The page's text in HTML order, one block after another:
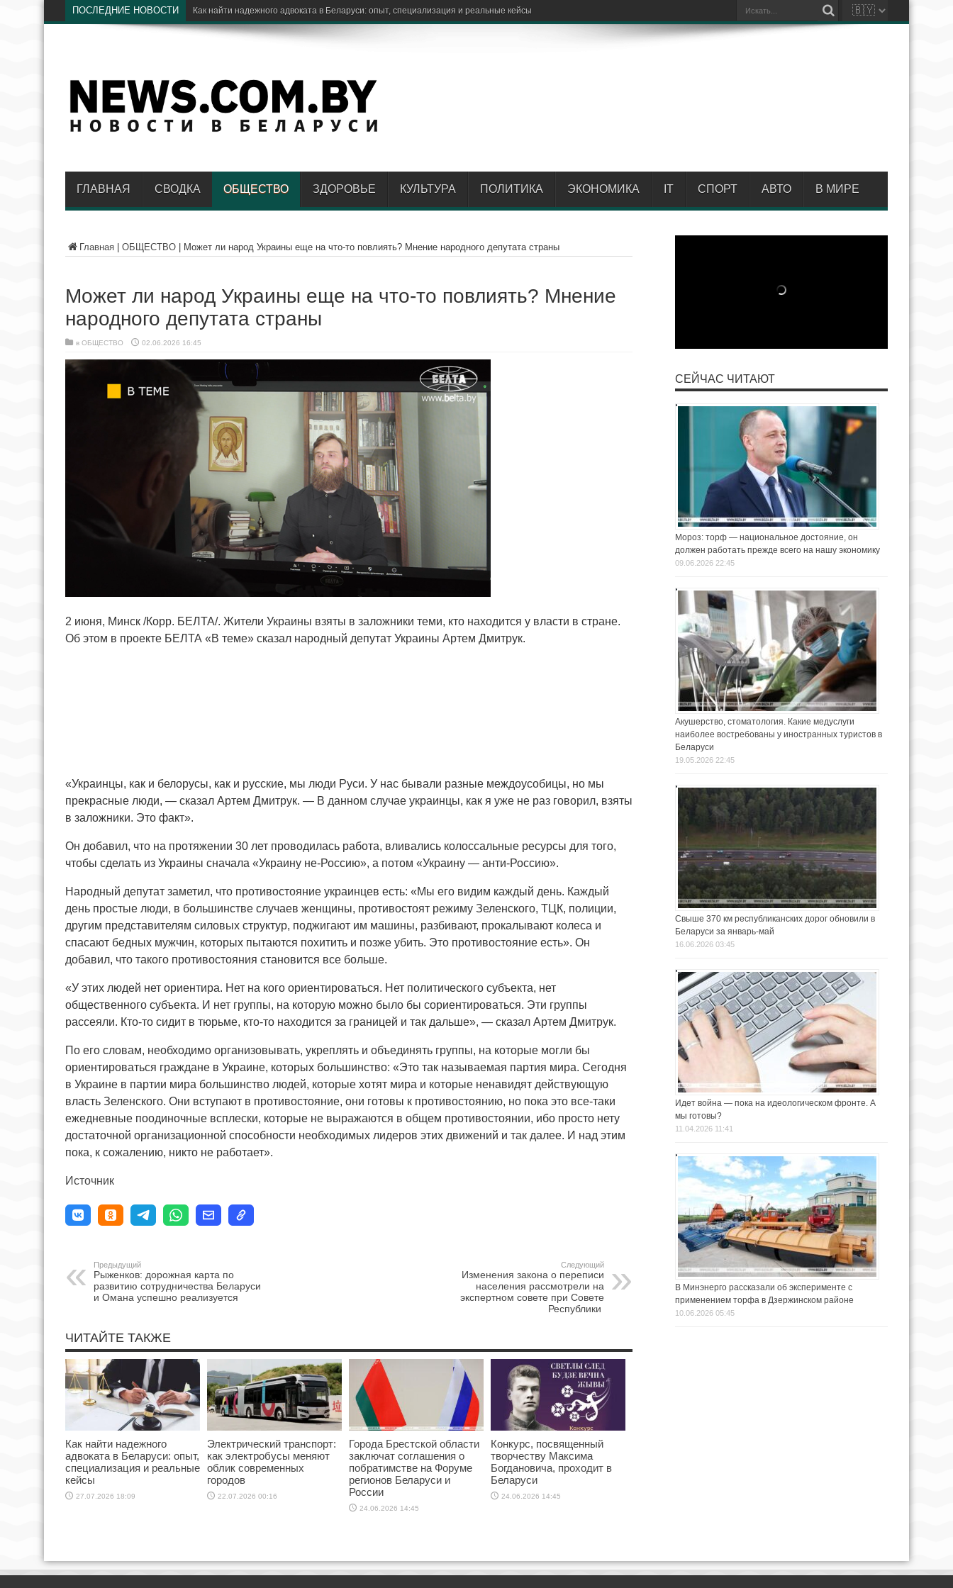
ПОСЛЕДНИЕ НОВОСТИ Как найти надежного адвоката в Беларуси: опыт, специализация и реальные кейсы
ГЛАВНАЯ СВОДКА ОБЩЕСТВО ЗДОРОВЬЕ КУЛЬТУРА ПОЛИТИКА ЭКОНОМИКА IT СПОРТ АВТО В МИРЕ
Главная ОБЩЕСТВО Может ли народ Украины еще на что-то повлиять? Мнение народного депутата страны
Может ли народ Украины еще на что-то повлиять? Мнение
народного депутата страны
в ОБЩЕСТВО 02.06.2026 16:45
2 июня, Минск /Корр. БЕЛТА/. Жители Украины взяты в заложники теми, кто находится у власти в стране.
Об этом в проекте БЕЛТА «В теме» сказал народный депутат Украины Артем Дмитрук.
«Украинцы, как и белорусы, как и русские, мы люди Руси. У нас бывали разные междоусобицы, но мы
прекрасные люди, — сказал Артем Дмитрук. — В данном случае украинцы, как я уже не раз говорил, взяты
в заложники. Это факт».
Он добавил, что на протяжении 30 лет проводилась работа, вливались колоссальные ресурсы для того,
чтобы сделать из Украины сначала «Украину не-Россию», а потом «Украину — анти-Россию».
Народный депутат заметил, что противостояние украинцев есть: «Мы его видим каждый день. Каждый
день простые люди, в большинстве случаев женщины, противостоят режиму Зеленского, ТЦК, полиции,
другим представителям силовых структур, поджигают им машины, разбивают, прокалывают колеса и
спасают бедных мужчин, которых пытаются похитить и позже убить. Это противостояние есть». Он
добавил, что такого противостояния становится все больше.
«У этих людей нет ориентира. Нет на кого ориентироваться. Нет политического субъекта, нет
общественного субъекта. И нет группы, на которую можно было бы сориентироваться. Эти группы
рассеяли. Кто-то сидит в тюрьме, кто-то находится за границей и так дальше», — сказал Артем Дмитрук.
По его словам, необходимо организовывать, укреплять и объединять группы, на которые могли бы
ориентироваться граждане в Украине, которых большинство: «Это так называемая партия мира. Сегодня
в Украине в партии мира большинство людей, которые хотят мира и которые ненавидят действующую
власть Зеленского. Они вступают в противостояние, они готовы к противостоянию, но пока это все-таки
ежедневные поодиночные всплески, которые не выражаются в общем противостоянии, ибо просто нету
достаточной организационной способности необходимых лидеров этих движений и так далее. И над этим
пока, к сожалению, никто не работает».
Источник
Предыдущий
Рыженков: дорожная карта по
развитию сотрудничества Беларуси
и Омана успешно реализуется
Следующий
Изменения закона о переписи
населения рассмотрели на
экспертном совете при Совете
Республики
ЧИТАЙТЕ ТАКЖЕ
Как найти надежного
адвоката в Беларуси: опыт,
специализация и реальные
кейсы
27.07.2026 18:09
Электрический транспорт:
как электробусы меняют
облик современных
городов
22.07.2026 00:16
Города Брестской области
заключат соглашения о
побратимстве на Форуме
регионов Беларуси и
России
24.06.2026 14:45
Конкурс, посвященный
творчеству Максима
Богдановича, проходит в
Беларуси
24.06.2026 14:45
СЕЙЧАС ЧИТАЮТ
Мороз: торф — национальное достояние, он
должен работать прежде всего на нашу экономику
09.06.2026 22:45
Акушерство, стоматология. Какие медуслуги
наиболее востребованы у иностранных туристов в
Беларуси
19.05.2026 22:45
Свыше 370 км республиканских дорог обновили в
Беларуси за январь-май
16.06.2026 03:45
Идет война — пока на идеологическом фронте. А
мы готовы?
11.04.2026 11:41
В Минэнерго рассказали об эксперименте с
применением торфа в Дзержинском районе
10.06.2026 05:45